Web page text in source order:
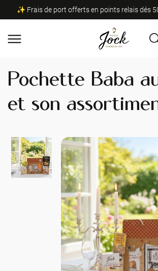
✨ Frais de port offerts en points relais dés
Pochette Baba
et son